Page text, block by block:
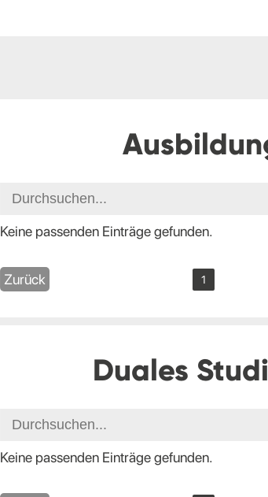
Keine passenden Einträge gefunden.
Zurück 1
Duales
Keine passenden Einträge gefunden.